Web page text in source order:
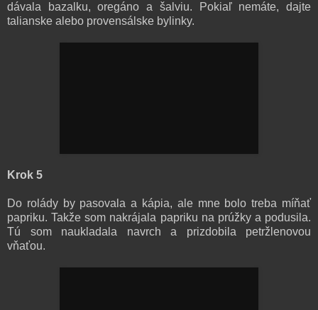
dávala bazalku, oregáno a šalviu. Pokiaľ nemáte, dajte
talianske alebo provensálske bylinky.
Krok 5
Do rolády by pasovala a kápia, ale mne bolo treba míňať
papriku. Takže som nakrájala papriku na prúžky a podusila.
Tú som naukladala navrch a prizdobila petržlenovou
vňaťou.